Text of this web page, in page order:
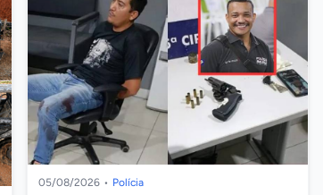
05/08/2026 • Polícia